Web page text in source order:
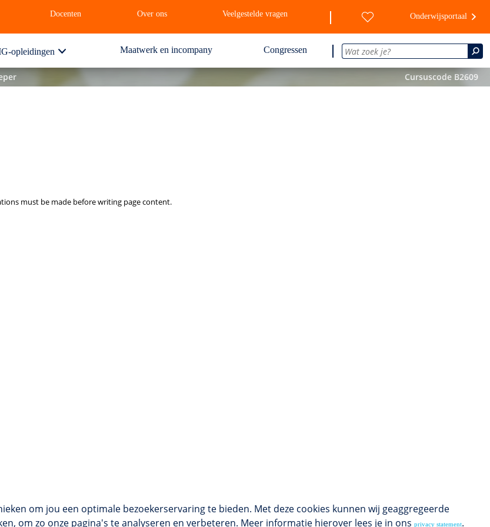
om jou een optimale bezoekerservaring te bieden. Met deze cookies kunnen wij geaggregeerde
om zo onze pagina's te analyseren en verbeteren. Meer informatie hierover lees je in ons privacy statement.
Docenten Over ons Veelgestelde vragen Onderwijsportaal
opleidingen Maatwerk en incompany Congressen
Cursuscode B2609
must be made before writing page content.